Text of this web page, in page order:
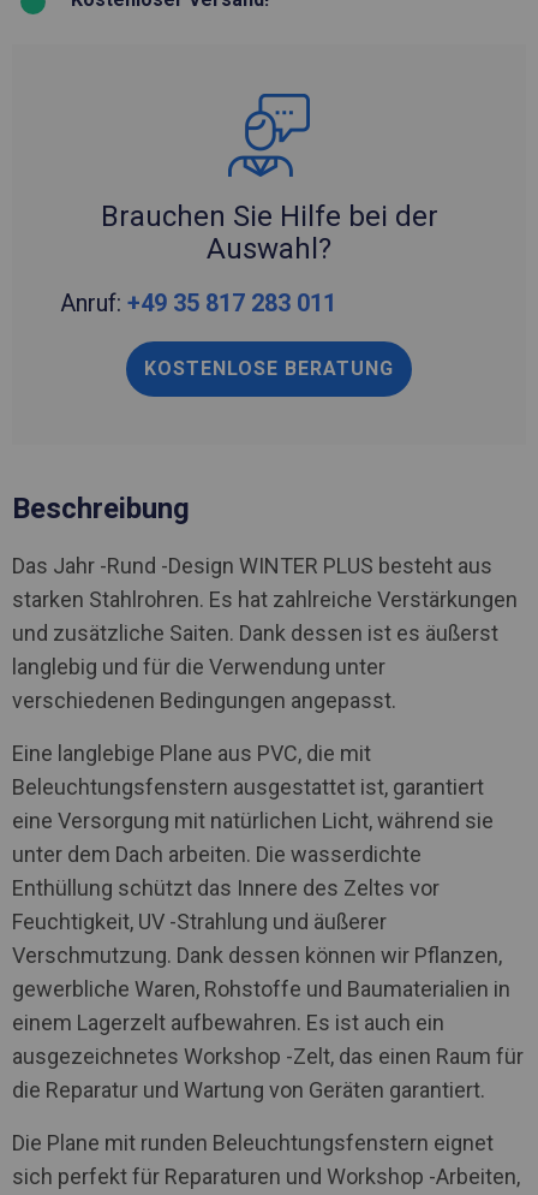
Brauchen Sie Hilfe bei der
Auswahl?
Anruf: +49 35 817 283 011
KOSTENLOSE BERATUNG
Beschreibung
Das Jahr -Rund -Design WINTER PLUS besteht aus
starken Stahlrohren. Es hat zahlreiche Verstärkungen
und zusätzliche Saiten. Dank dessen ist es äußerst
langlebig und für die Verwendung unter
verschiedenen Bedingungen angepasst.
Eine langlebige Plane aus PVC, die mit
Beleuchtungsfenstern ausgestattet ist, garantiert
eine Versorgung mit natürlichen Licht, während sie
unter dem Dach arbeiten. Die wasserdichte
Enthüllung schützt das Innere des Zeltes vor
Feuchtigkeit, UV -Strahlung und äußerer
Verschmutzung. Dank dessen können wir Pflanzen,
gewerbliche Waren, Rohstoffe und Baumaterialien in
einem Lagerzelt aufbewahren. Es ist auch ein
ausgezeichnetes Workshop -Zelt, das einen Raum für
die Reparatur und Wartung von Geräten garantiert.
Die Plane mit runden Beleuchtungsfenstern eignet
sich perfekt für Reparaturen und Workshop -Arbeiten,